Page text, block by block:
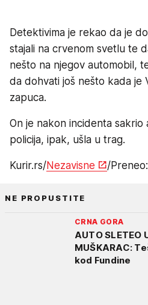
Detektivima je rekao da je
stajali na crvenom svetlu te
nešto na njegov automobil,
da dohvati još nešto kada je
zapuca.
On je nakon incidenta sakrio
policija, ipak, ušla u trag.
Kurir.rs/Nezavisne /
NE PROPUSTITE
CRNA GORA
AUTO SLETEO
MUŠKARAC:
kod Fundine